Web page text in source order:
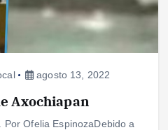
agosto 13, 2022
Axochiapan
Ofelia EspinozaDebido a